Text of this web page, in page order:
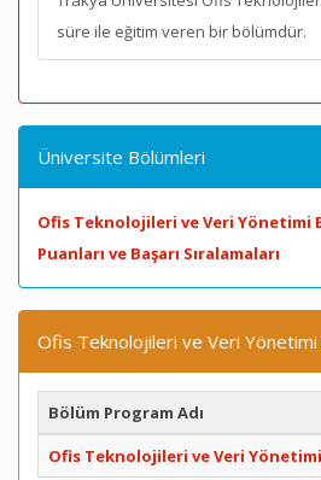
süre ile eğitim veren bir bölümdür.
Üniversite Bölümleri
Ofis Teknolojileri ve Veri Yönetimi
Puanları ve Başarı Sıralamaları
Ofis Teknolojileri ve Veri
Bölüm Program Adı
Ofis Teknolojileri ve Veri Yönetimi